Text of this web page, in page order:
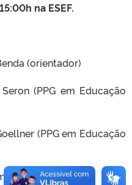
na ESEF.
(orientador)
(PPG em Educação
(PPG em Educação
Mohnsam da Silva